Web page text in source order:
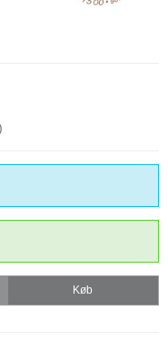
Køb